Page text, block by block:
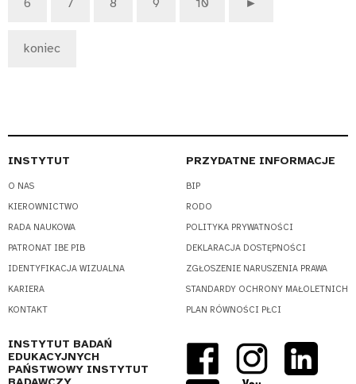
6 7 8 9 10 ►
koniec
INSTYTUT
O NAS
KIEROWNICTWO
RADA NAUKOWA
PATRONAT IBE PIB
IDENTYFIKACJA WIZUALNA
KARIERA
KONTAKT
PRZYDATNE INFORMACJE
BIP
RODO
POLITYKA PRYWATNOŚCI
DEKLARACJA DOSTĘPNOŚCI
ZGŁOSZENIE NARUSZENIA PRAWA
STANDARDY OCHRONY MAŁOLETNICH
PLAN RÓWNOŚCI PŁCI
INSTYTUT BADAŃ
EDUKACYJNYCH
PAŃSTWOWY INSTYTUT